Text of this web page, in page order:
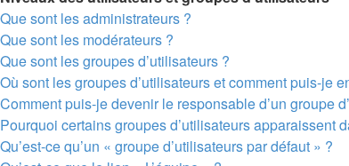
Que sont les administrateurs ?
Que sont les modérateurs ?
Que sont les groupes d’utilisateurs ?
Où sont les groupes d’utilisateurs et comment puis-je
Comment puis-je devenir le responsable d’un groupe
Pourquoi certains groupes d’utilisateurs apparaissent
Qu’est-ce qu’un « groupe d’utilisateurs par défaut » ?